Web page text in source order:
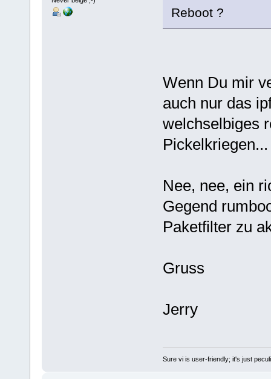
Reboot ?
Wenn Du mir
auch nur das
welchselbiges
Pickelkriegen...
Nee, nee, ein
Gegend
Paketfilter zu
Gruss
Jerry
Sure vi is user-friendly; it's just